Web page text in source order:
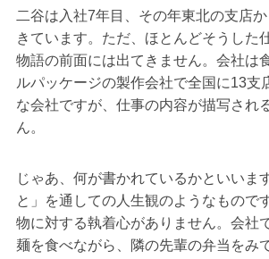
二谷は入社7年目、その年東北の支店
きています。ただ、ほとんどそうした
物語の前面には出てきません。会社は
ルパッケージの製作会社で全国に13支
な会社ですが、仕事の内容が描写され
ん。
じゃあ、何が書かれているかといいま
と」を通しての人生観のようなもので
物に対する執着心がありません。会社
麺を食べながら、隣の先輩の弁当をみ